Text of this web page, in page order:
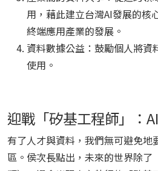
用，藉此建立台灣AI發展的核
終端應用產業的發展。
資料數據公益：鼓勵個人將資
使用。
迎戰「矽基工程師」：
有了人才與資料，我們無可避免地
區。侯次長點出，未來的世界除了